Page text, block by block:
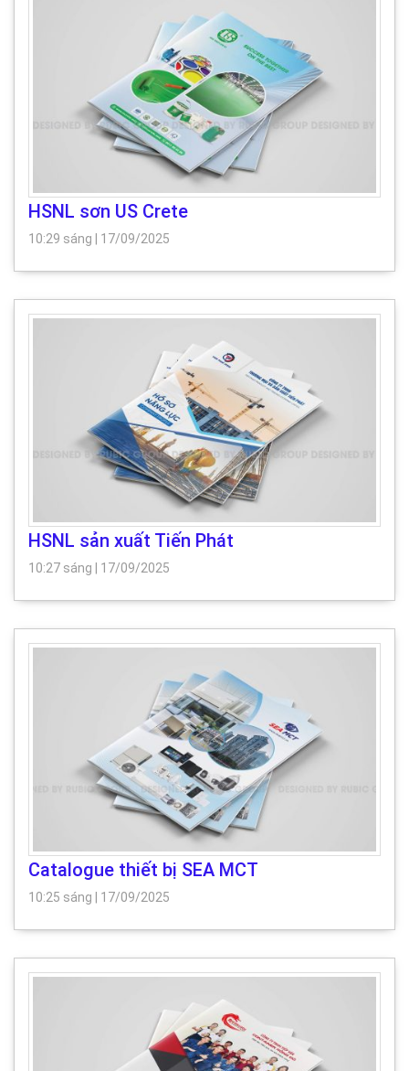
HSNL sơn US Crete
10:29 sáng 17/09/2025
HSNL sản xuất Tiến Phát
10:27 sáng 17/09/2025
Catalogue thiết bị SEA MCT
10:25 sáng 17/09/2025